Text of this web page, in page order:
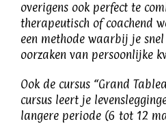
overigens ook perfect te
therapeutisch of coachend
een methode waarbij je
oorzaken van persoonlijke
Ook de cursus “Grand
cursus leert je
langere periode (6 tot 12